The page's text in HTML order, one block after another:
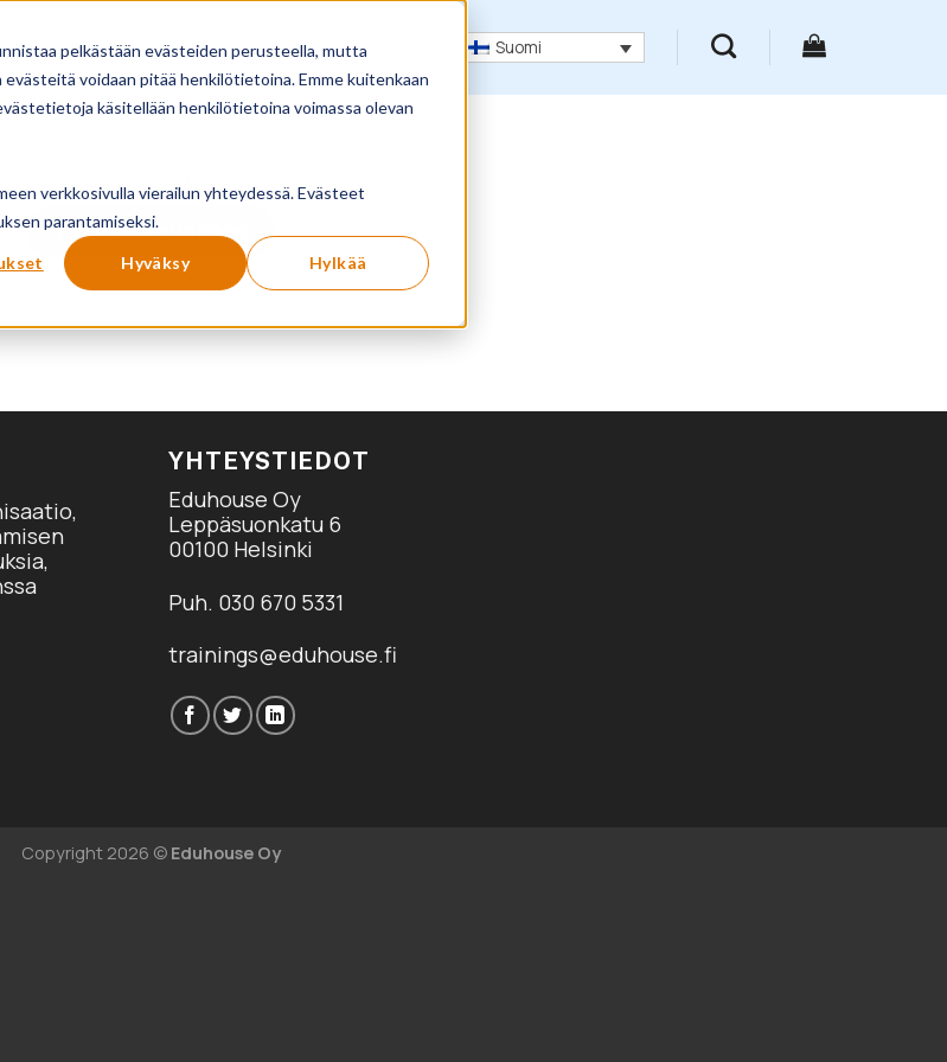
pelkästään evästeiden perusteella, mutta
voidaan pitää henkilötietoina. Emme kuitenkaan
käsitellään henkilötietoina voimassa olevan
verkkosivulla vierailun yhteydessä. Evästeet
parantamiseksi.
Hyväksy Hylkää
Suomi
Takaisin kauppaan
YHTEYSTIEDOT
Eduhouse Oy
Leppäsuonkatu 6
00100 Helsinki
Puh. 030 670 5331
trainings@eduhouse.fi
Copyright 2026 © Eduhouse Oy